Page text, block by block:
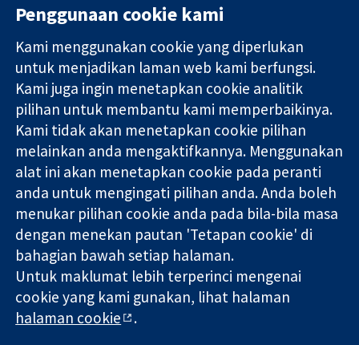
Bukti yang
dipercayai.
keputusan
termaklum
Kesihatan yang
lebih baik
11-13 Cavendish
Square
London
W1G 0AN
United Kingdom
Hubungi kita
Berita
Pejabat
akhbar
Perihal Kami
Pekerjaan
Cochrane
Library
Kolaborasi Cochrane ialah sebuah badan amal (no. 1045921) dan
sebuah syarikat terhad oleh jaminan (no. 03044323) yang
berdaftar di England & Wales. Nombor pendaftaran VAT GB 718
2127 49.
Hak Cipta © 2026 Kolabrasi Cochrane
Penggunaan cookie kami
Kami menggunakan cookie yang diperlukan
untuk menjadikan laman web kami berfungsi.
Kami juga ingin menetapkan cookie analitik
pilihan untuk membantu kami memperbaikinya.
Kami tidak akan menetapkan cookie pilihan
melainkan anda mengaktifkannya. Menggunakan
alat ini akan menetapkan cookie pada peranti
anda untuk mengingati pilihan anda. Anda boleh
menukar pilihan cookie anda pada bila-bila masa
dengan menekan pautan 'Tetapan cookie' di
bahagian bawah setiap halaman.
Untuk maklumat lebih terperinci mengenai
cookie yang kami gunakan, lihat halaman
halaman cookie
.